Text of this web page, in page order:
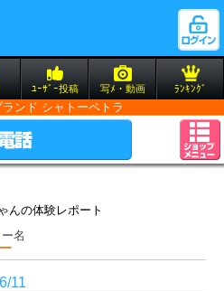
ﾕｰｻﾞｰ投稿 写ﾒ・動画 ﾗﾝｷﾝｸﾞ
ンド シャトーペトラ
んの体験レポート
名
11